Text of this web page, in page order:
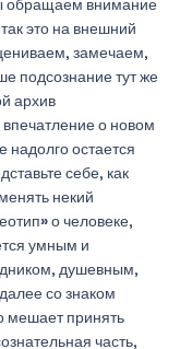
это на внешний
замечаем,
подсознание тут же
архив
о новом
надолго остается
себе, как
некий
о человеке,
умным и
душевным,
со знаком
мешает принять
часть,